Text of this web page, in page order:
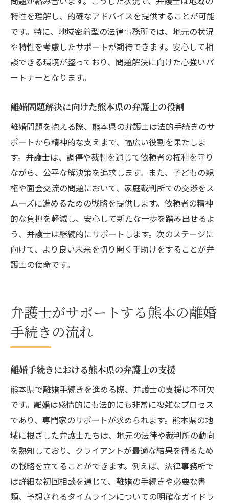
調停や裁判での親権問題サポート
熊本県での離婚弁護士が提供する心強いサポー
ト
離婚における総合的なサポート体制
弁護士が提供するメンタルサポート
法律事務所での迅速な対応と支援
熊本県の弁護士による安心のサポート内容
離婚後の生活設計をサポートする弁護士
特性を理解し、的確なアドバイスを提供することが可能
です。特に、地域密着型の法律事務所では、地元の状況
や特性を考慮したサポートが期待できます。安心して相
談できる環境が整っており、問題解決に向けた心強いパ
ートナーとなります。
離婚問題解決に向けた熊本県の弁護士の役割
離婚問題を抱える際、熊本県の弁護士は法的手続きのサ
ポートから精神的な支えまで、幅広い役割を果たしま
す。弁護士は、調停や裁判を通じて依頼者の権利を守り
ながら、公平な解決策を追求します。また、子どもの親
権や面会交流の問題において、家庭裁判所での交渉をス
ムーズに進めるための戦略を提供します。依頼者の精神
的な負担を軽減し、安心して新たな一歩を踏み出せるよ
う、弁護士は継続的にサポートします。次のステージに
向けて、より良い未来を切り開く手助けをすることが弁
護士の使命です。
弁護士がサポートする熊本の離婚
手続きの流れ
離婚手続きにおける熊本県の弁護士の支援
熊本県で離婚手続きを進める際、弁護士の支援は不可欠
です。離婚は感情的にも法的にも非常に複雑なプロセス
であり、専門家のサポートが求められます。熊本県の地
域に根ざした弁護士たちは、地元の法律や裁判所の動向
を熟知しており、クライアントが最適な結果を得るため
の戦略を立てることができます。例えば、法律事務所で
は詳細な初回相談を通じて、離婚の手続きや必要な書
類、予想されるタイムラインについての明確なガイドラ